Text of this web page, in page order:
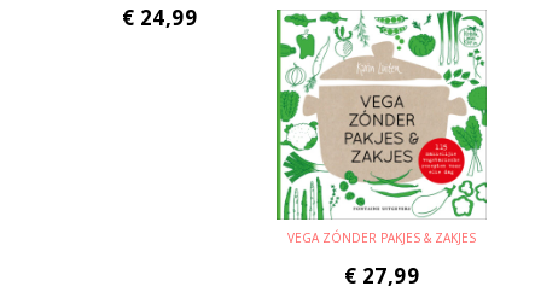
€ 24,99
VEGA ZÓNDER PAKJES & ZAKJES
€ 27,99